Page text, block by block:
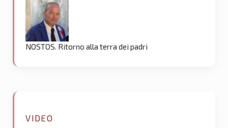
NOSTOS. Ritorno alla terra dei padri
VIDEO